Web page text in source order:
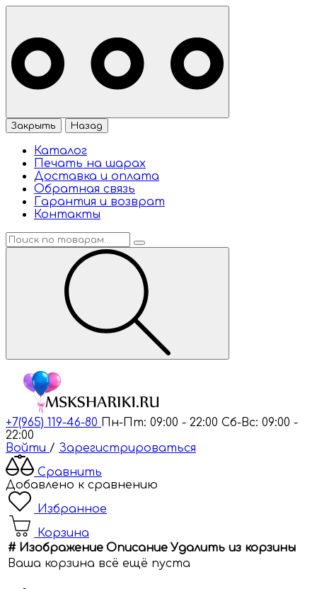
Закрыть Назад
Каталог
Печать на шарах
Доставка и оплата
Обратная связь
Гарантия и возврат
Контакты
+7(965) 119-46-80 Пн-Пт: 09:00 - 22:00 Сб-Вс: 09:00 -
22:00
Войти / Зарегистрироваться
Сравнить
Добавлено к сравнению
Избранное
Корзина
# Изображение Описание Удалить из корзины
Ваша корзина всё ещё пуста